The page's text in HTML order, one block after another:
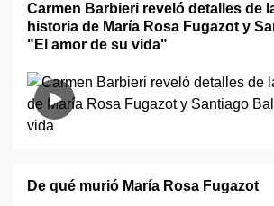
Carmen Barbieri reveló detalles de
historia de María Rosa Fugazot y
"El amor de su vida"
De qué murió María Rosa Fugazot